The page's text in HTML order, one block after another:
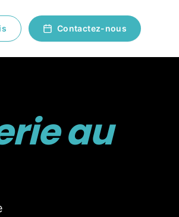
Contactez-nous
au